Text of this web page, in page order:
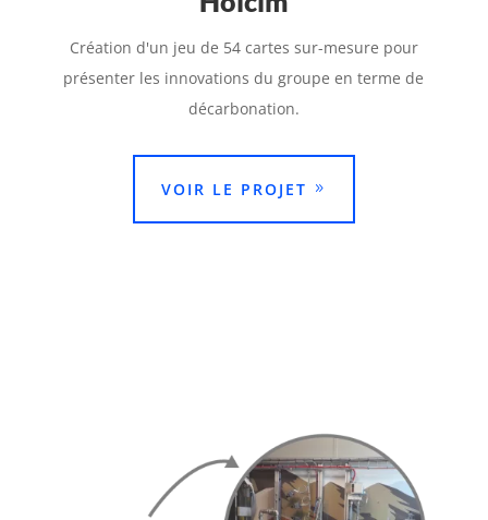
Création d'un jeu de 54 cartes sur-mesure pour
présenter les innovations du groupe en terme de
décarbonation.
VOIR LE PROJET